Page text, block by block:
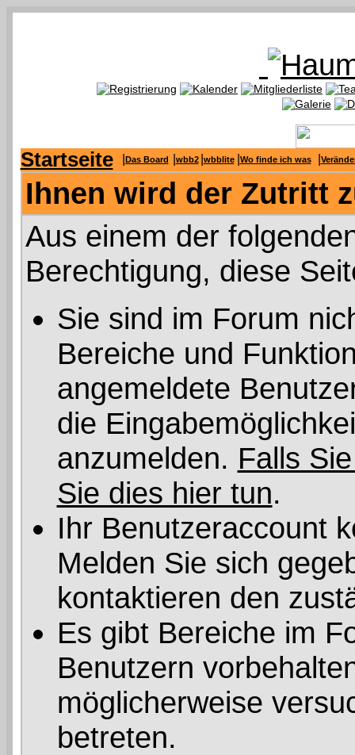
Startseite Das Board wbb2 wbblite Wo finde ich was
Ihnen wird der Zutritt
Aus einem der
Berechtigung, diese
Sie sind im Forum
Bereiche und
angemeldete
die
anzumelden. Falls
Sie dies hier tun.
Ihr Benutzeraccount
Melden Sie sich
kontaktieren den
Es gibt Bereiche im
Benutzern
möglicherweise
betreten.